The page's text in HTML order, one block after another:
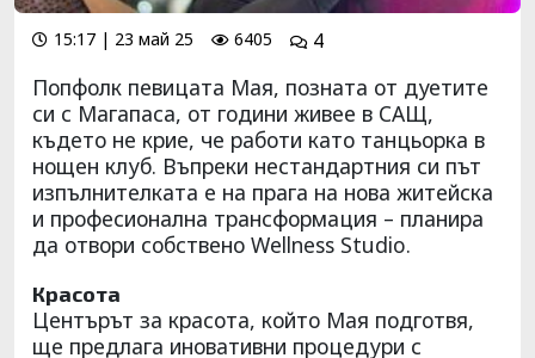
15:17 | 23 май 25 6405 4
Попфолк певицата Мая, позната от дуетите
си с Магапаса, от години живее в САЩ,
където не крие, че работи като танцьорка в
нощен клуб. Въпреки нестандартния си път
изпълнителката е на прага на нова житейска
и професионална трансформация – планира
да отвори собствено Wellness Studio.
Красота
Центърът за красота, който Мая подготвя,
ще предлага иновативни процедури с